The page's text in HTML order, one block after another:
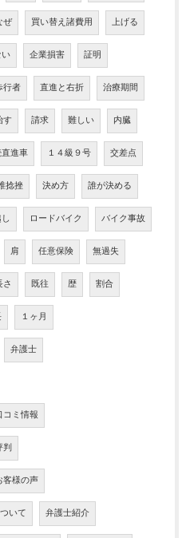
ぜ 買い替え諸費用 上げる
企業損害 証明
行者 直進と右折 治療期間
す 請求 難しい 内臓
進車 １４級９号 交差点
捻挫 決め方 誰が決める
ロードバイク バイク事故
肩 任意保険 無過失
さ 既往 歴 割合
１ヶ月
弁護士
コミ情報
判
客様の声
いて 弁護士紹介